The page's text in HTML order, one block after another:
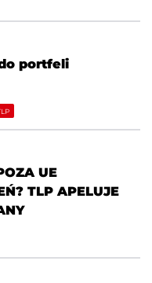
portfeli
UE
TLP APELUJE